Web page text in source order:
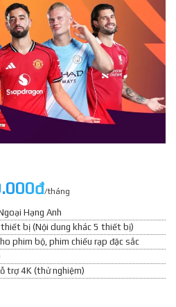
/tháng
Hạng Anh
bị (Nội dung khác 5 thiết bị)
phim bộ, phim chiếu rạp đặc sắc
trợ 4K (thử nghiệm)